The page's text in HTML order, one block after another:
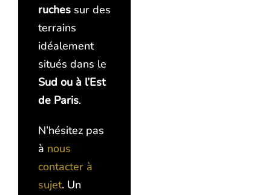
ruchessur des
terrains
idéalement
situés dans le
Sud ou à l’Est
de Paris.
N’hésitez pas
à nous
contacter à
sujet. Un